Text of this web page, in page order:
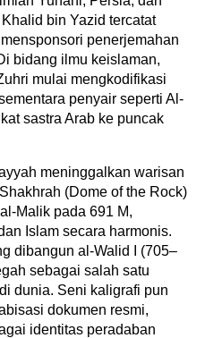
bin Yazid tercatat
penerjemahan
bidang ilmu keislaman,
mulai mengkodifikasi
penyair seperti Al-
sastra Arab ke puncak
meninggalkan warisan
(Dome of the Rock)
Malik pada 691 M,
Islam secara harmonis.
dibangun al-Walid I (705–
sebagai salah satu
dunia. Seni kaligrafi pun
dokumen resmi,
identitas peradaban